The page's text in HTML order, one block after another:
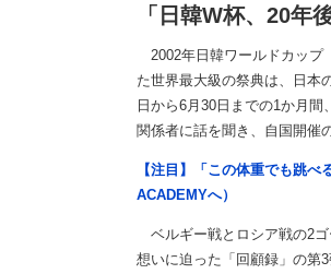
「日韓W杯、20
2002年日韓ワールドカップ
た世界最大級の祭典は、日本
日から6月30日までの1か月
関係者に話を聞き、自国開催
【注目】「この体重でも跳
ACADEMYへ）
ベルギー戦とロシア戦の2ゴ
想いに迫った「回顧録」の第